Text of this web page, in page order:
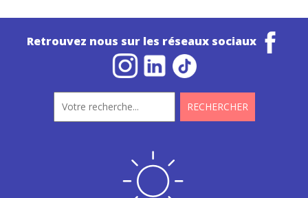
Retrouvez nous sur les réseaux sociaux